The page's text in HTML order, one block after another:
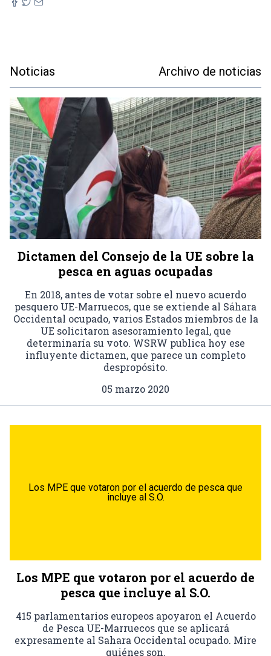
Noticias Archivo de noticias
Dictamen del Consejo de la UE sobre la
pesca en aguas ocupadas
En 2018, antes de votar sobre el nuevo acuerdo
pesquero UE-Marruecos, que se extiende al Sáhara
Occidental ocupado, varios Estados miembros de la
UE solicitaron asesoramiento legal, que
determinaría su voto. WSRW publica hoy ese
influyente dictamen, que parece un completo
despropósito.
05 marzo 2020
Los MPE que votaron por el acuerdo de pesca que
incluye al S.O.
Los MPE que votaron por el acuerdo de
pesca que incluye al S.O.
415 parlamentarios europeos apoyaron el Acuerdo
de Pesca UE-Marruecos que se aplicará
expresamente al Sahara Occidental ocupado. Mire
quiénes son.